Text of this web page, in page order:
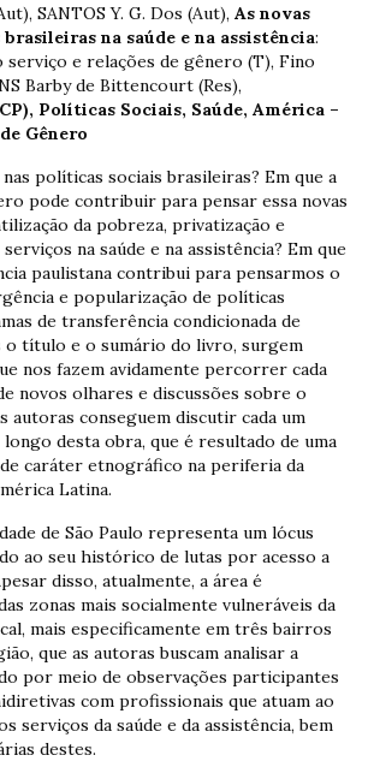
SANTOS Y. G. Dos (Aut), As novas
na saúde e na assistência:
serviço e relações de gênero (T), Fino
Barby de Bittencourt (Res),
, Políticas Sociais, Saúde, América –
Gênero
políticas sociais brasileiras? Em que a
pode contribuir para pensar essa novas
da pobreza, privatização e
na saúde e na assistência? Em que
paulistana contribui para pensarmos o
e popularização de políticas
de transferência condicionada de
o título e o sumário do livro, surgem
nos fazem avidamente percorrer cada
novos olhares e discussões sobre o
autoras conseguem discutir cada um
desta obra, que é resultado de uma
caráter etnográfico na periferia da
Latina.
de São Paulo representa um lócus
ao seu histórico de lutas por acesso a
disso, atualmente, a área é
zonas mais socialmente vulneráveis da
mais especificamente em três bairros
que as autoras buscam analisar a
por meio de observações participantes
com profissionais que atuam ao
serviços da saúde e da assistência, bem
destes.